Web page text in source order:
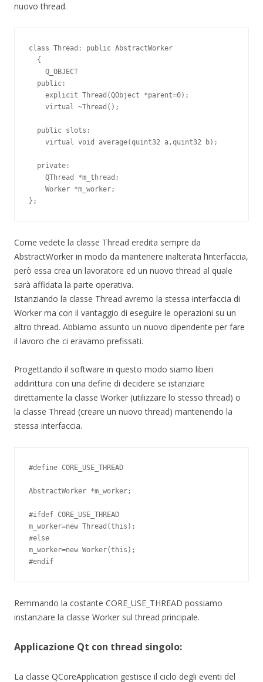
nuovo thread.
class Thread: public AbstractWorker
  {
    Q_OBJECT
  public:
    explicit Thread(QObject *parent=0);
    virtual ~Thread();
  public slots:
    virtual void average(quint32 a,quint32 b);
  private:
    QThread *m_thread;
    Worker *m_worker;
Come vedete la classe Thread eredita sempre da
AbstractWorker in modo da mantenere inalterata l’interfaccia,
però essa crea un lavoratore ed un nuovo thread al quale
sarà affidata la parte operativa.
Istanziando la classe Thread avremo la stessa interfaccia di
Worker ma con il vantaggio di eseguire le operazioni su un
altro thread. Abbiamo assunto un nuovo dipendente per fare
il lavoro che ci eravamo prefissati.
Progettando il software in questo modo siamo liberi
addirittura con una define di decidere se istanziare
direttamente la classe Worker (utilizzare lo stesso thread) o
la classe Thread (creare un nuovo thread) mantenendo la
stessa interfaccia.
#define CORE_USE_THREAD
AbstractWorker *m_worker;
#ifdef CORE_USE_THREAD
m_worker=new Thread(this);
#else
m_worker=new Worker(this);
Remmando la costante CORE_USE_THREAD possiamo
instanziare la classe Worker sul thread principale.
Applicazione Qt con thread singolo:
La classe QCoreApplication gestisce il ciclo degli eventi del